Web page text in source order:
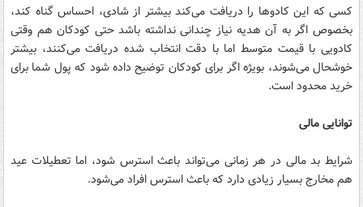
کسی که این کادوها را دریافت می‌کند بیشتر از شادی، احساس گناه کند،
بخصوص اگر به آن هدیه نیاز چندانی نداشته باشد حتی کودکان هم وقتی
کادویی با قیمت متوسط اما با دقت انتخاب شده دریافت می‌کنند، بیشتر
خوشحال می‌شوند، بویژه اگر برای کودکان توضیح داده شود که پول شما برای
خرید محدود است.
توانایی مالی
شرایط بد مالی در هر زمانی می‌تواند باعث استرس شود، اما تعطیلات عید
هم مخارج بسیار زیادی دارد که باعث استرس افراد می‌شود.